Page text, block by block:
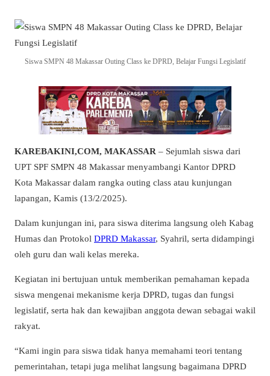
Siswa SMPN 48 Makassar Outing Class ke DPRD, Belajar Fungsi Legislatif
KAREBAKINI,COM, MAKASSAR – Sejumlah siswa dari
UPT SPF SMPN 48 Makassar menyambangi Kantor DPRD
Kota Makassar dalam rangka outing class atau kunjungan
lapangan, Kamis (13/2/2025).
Dalam kunjungan ini, para siswa diterima langsung oleh Kabag
Humas dan Protokol DPRD Makassar, Syahril, serta didampingi
oleh guru dan wali kelas mereka.
Kegiatan ini bertujuan untuk memberikan pemahaman kepada
siswa mengenai mekanisme kerja DPRD, tugas dan fungsi
legislatif, serta hak dan kewajiban anggota dewan sebagai wakil
rakyat.
“Kami ingin para siswa tidak hanya memahami teori tentang
pemerintahan, tetapi juga melihat langsung bagaimana DPRD